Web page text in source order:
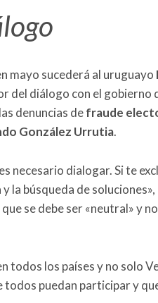
mayo sucederá al uruguayo
del diálogo con el gobierno
denuncias defraude
González Urrutia.
necesario dialogar. Si te
la búsqueda de
se debe ser «neutral» y
todos los países y no solo
todos puedan participar y